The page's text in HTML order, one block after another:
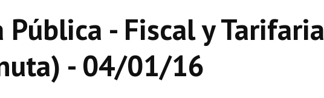
- Fiscal y Tarifaria
- 04/01/16